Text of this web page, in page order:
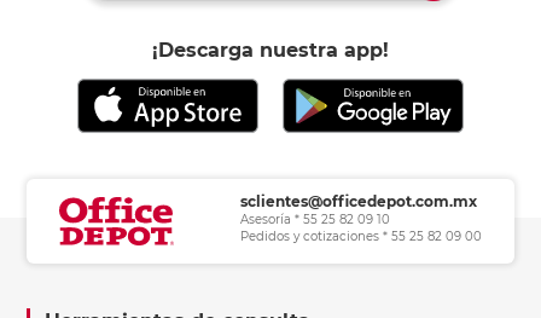
¡Descarga nuestra app!
sclientes@officedepot.com.mx
Asesoría * 55 25 82 09 10
Pedidos y cotizaciones * 55 25 82 09 00